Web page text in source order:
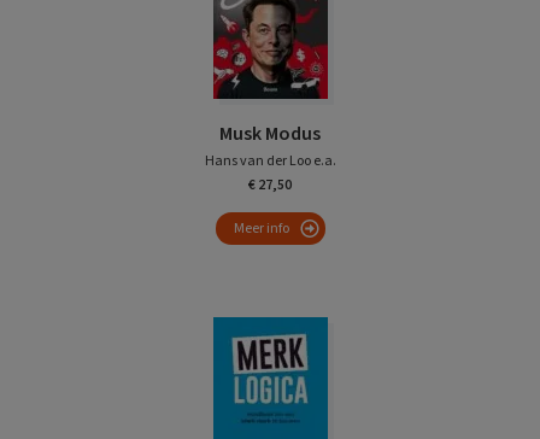
Musk Modus
Hans van der Loo e.a.
€ 27,50
Meer info